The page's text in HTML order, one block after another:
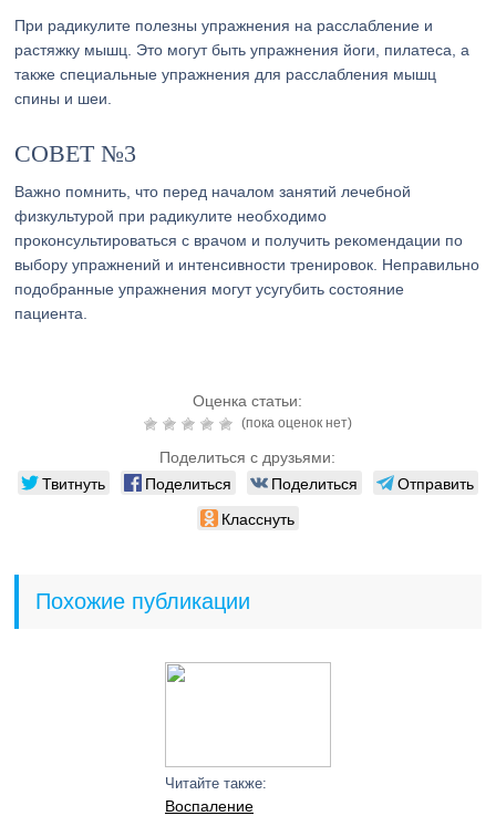
При радикулите полезны упражнения на расслабление и
растяжку мышц. Это могут быть упражнения йоги, пилатеса, а
также специальные упражнения для расслабления мышц
спины и шеи.
СОВЕТ №3
Важно помнить, что перед началом занятий лечебной
физкультурой при радикулите необходимо
проконсультироваться с врачом и получить рекомендации по
выбору упражнений и интенсивности тренировок. Неправильно
подобранные упражнения могут усугубить состояние
пациента.
Оценка статьи:
(пока оценок нет)
Поделиться с друзьями:
Твитнуть Поделиться Поделиться
Отправить
Класснуть
Похожие публикации
Читайте также:
Воспаление